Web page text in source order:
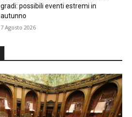
gradi: possibili eventi estremi in
autunno
7 Agosto 2026